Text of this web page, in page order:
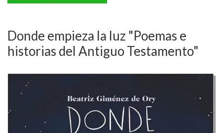
Donde empieza la luz "Poemas e
historias del Antiguo Testamento"